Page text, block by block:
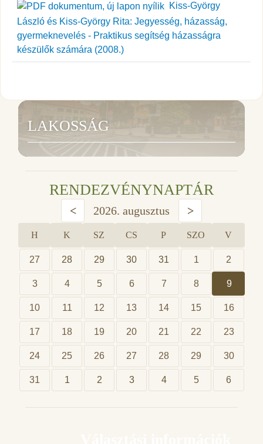
Kiss-György
László és Kiss-György Rita: Jegyesség, házasság,
gyermeknevelés - Praktikus segítség házasságra
készülők számára (2008.)
LAKOSSÁG
RENDEZVÉNYNAPTÁR
< 2026. augusztus >
H K SZ CS P SZO V
27 28 29 30 31 1 2
3 4 5 6 7 8 9
10 11 12 13 14 15 16
17 18 19 20 21 22 23
24 25 26 27 28 29 30
31 1 2 3 4 5 6